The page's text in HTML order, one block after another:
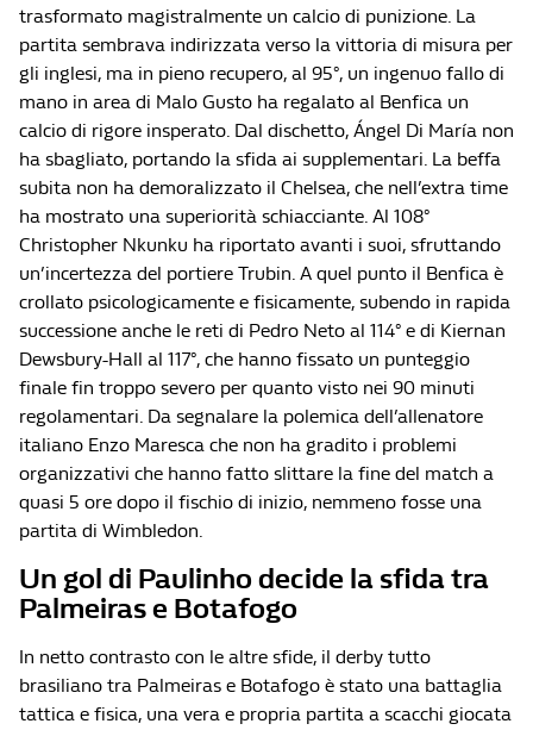
trasformato magistralmente un calcio di punizione. La
partita sembrava indirizzata verso la vittoria di misura per
gli inglesi, ma in pieno recupero, al 95°, un ingenuo fallo di
mano in area di Malo Gusto ha regalato al Benfica un
calcio di rigore insperato. Dal dischetto, Ángel Di María non
ha sbagliato, portando la sfida ai supplementari. La beffa
subita non ha demoralizzato il Chelsea, che nell’extra time
ha mostrato una superiorità schiacciante. Al 108°
Christopher Nkunku ha riportato avanti i suoi, sfruttando
un’incertezza del portiere Trubin. A quel punto il Benfica è
crollato psicologicamente e fisicamente, subendo in rapida
successione anche le reti di Pedro Neto al 114° e di Kiernan
Dewsbury-Hall al 117°, che hanno fissato un punteggio
finale fin troppo severo per quanto visto nei 90 minuti
regolamentari. Da segnalare la polemica dell’allenatore
italiano Enzo Maresca che non ha gradito i problemi
organizzativi che hanno fatto slittare la fine del match a
quasi 5 ore dopo il fischio di inizio, nemmeno fosse una
partita di Wimbledon.
Un gol di Paulinho decide la sfida tra
Palmeiras e Botafogo
In netto contrasto con le altre sfide, il derby tutto
brasiliano tra Palmeiras e Botafogo è stato una battaglia
tattica e fisica, una vera e propria partita a scacchi giocata